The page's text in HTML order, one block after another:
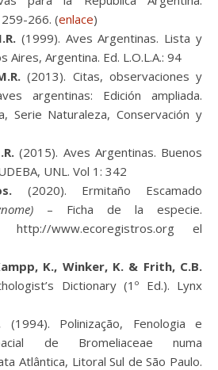
266. (enlace)
(1999). Aves Argentinas. Lista y
Aires, Argentina. Ed. L.O.L.A.: 94
(2013). Citas, observaciones y
argentinas: Edición ampliada.
Serie Naturaleza, Conservación y
(2015). Aves Argentinas. Buenos
UNL. Vol 1: 342
(2020). Ermitaño Escamado
– Ficha de la especie.
http://www.ecoregistros.org el
K., Winker, K. & Frith, C.B.
Dictionary (1º Ed.). Lynx
(1994). Polinização, Fenologia e
de Bromeliaceae numa
Atlântica, Litoral Sul de São Paulo.